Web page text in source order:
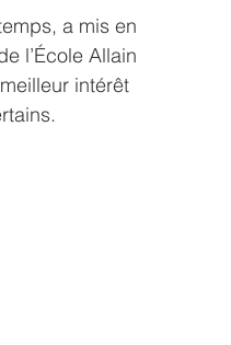
a mis en
l’École Allain
intérêt